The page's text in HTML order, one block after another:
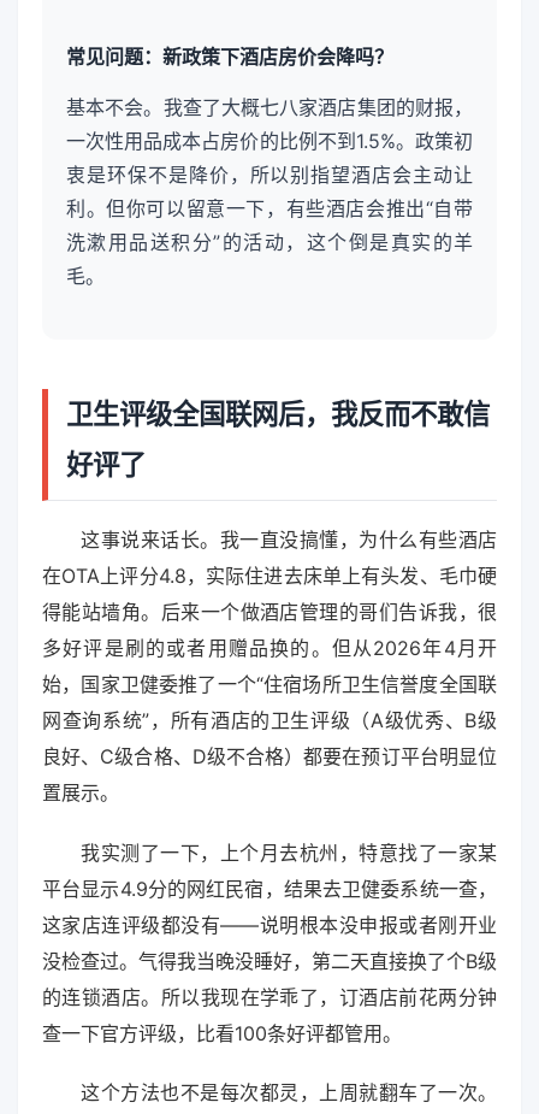
常见问题：新政策下酒店房价会降吗？
基本不会。我查了大概七八家酒店集团的财报，
一次性用品成本占房价的比例不到1.5%。政策初
衷是环保不是降价，所以别指望酒店会主动让
利。但你可以留意一下，有些酒店会推出“自带
洗漱用品送积分”的活动，这个倒是真实的羊
毛。
卫生评级全国联网后，我反而不敢信
好评了
这事说来话长。我一直没搞懂，为什么有些酒店
在OTA上评分4.8，实际住进去床单上有头发、毛巾硬
得能站墙角。后来一个做酒店管理的哥们告诉我，很
多好评是刷的或者用赠品换的。但从2026年4月开
始，国家卫健委推了一个“住宿场所卫生信誉度全国联
网查询系统”，所有酒店的卫生评级（A级优秀、B级
良好、C级合格、D级不合格）都要在预订平台明显位
置展示。
我实测了一下，上个月去杭州，特意找了一家某
平台显示4.9分的网红民宿，结果去卫健委系统一查，
这家店连评级都没有——说明根本没申报或者刚开业
没检查过。气得我当晚没睡好，第二天直接换了个B级
的连锁酒店。所以我现在学乖了，订酒店前花两分钟
查一下官方评级，比看100条好评都管用。
这个方法也不是每次都灵，上周就翻车了一次。